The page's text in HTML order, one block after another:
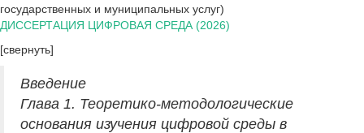
государственных и муниципальных услуг)
ДИССЕРТАЦИЯ ЦИФРОВАЯ СРЕДА (2026)
[свернуть]
Введение
Глава 1. Теоретико-методологические
основания изучения цифровой среды в